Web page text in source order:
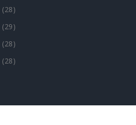
(28)
(29)
(28)
(28)